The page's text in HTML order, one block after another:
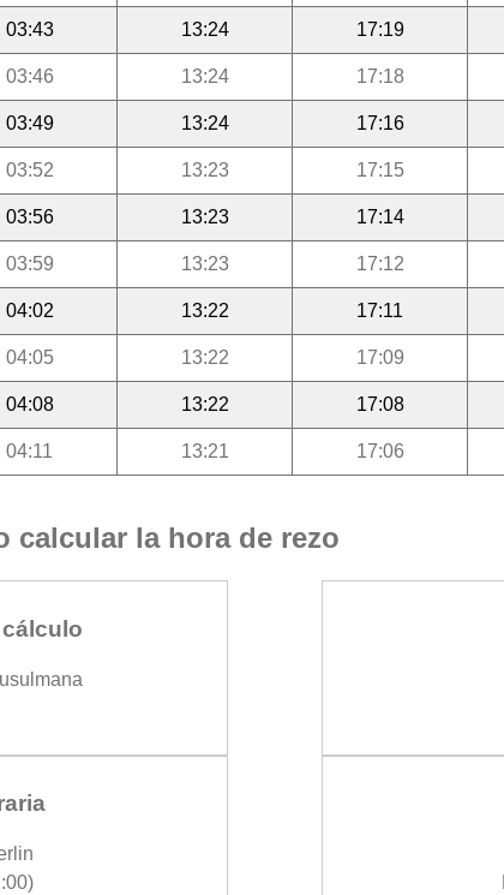
03:43 13:24 17:19
03:46 13:24 17:18
03:49 13:24 17:16
03:52 13:23 17:15
03:56 13:23 17:14
03:59 13:23 17:12
04:02 13:22 17:11
04:05 13:22 17:09
04:08 13:22 17:08
04:11 13:21 17:06
calcular la hora de rezo